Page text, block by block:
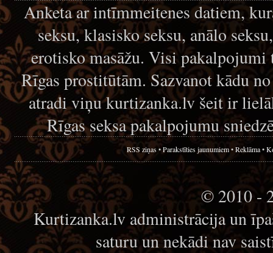
Anketa ar intīmmeitenes datiem,
seksu, klasisko seksu, anālo
erotisko masāžu. Visi
Rīgas prostitūtām. Sazvanot kādu
atradi viņu kurtizanka.lv šeit ir
Rīgas seksa pakalpojumu
RSS ziņas•Parakstīties jaunumiem•Reklāma•
© 2010 -
Kurtizanka.lv administrācija un
saturu un nekādi nav